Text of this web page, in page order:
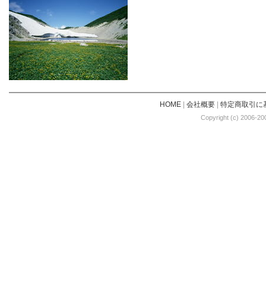
HOME| 会社概要| 特定商取引に
Copyright (c) 2006-